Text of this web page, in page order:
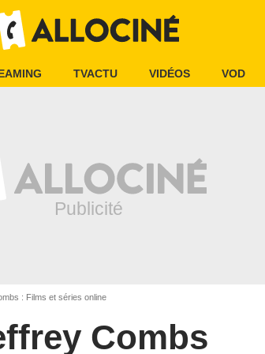
TVACTU VIDÉOS VOD
: Films et séries online
Combs